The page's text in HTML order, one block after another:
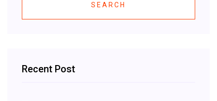
SEARCH
Recent Post